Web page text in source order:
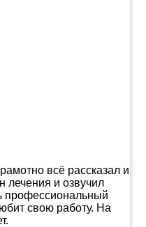
всё рассказал и
лечения и озвучил
профессиональный
свою работу. На